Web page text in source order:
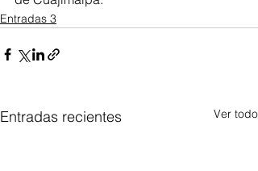
Entradas 3
Entradas recientes Ver todo